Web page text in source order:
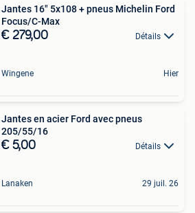
Jantes 16" 5x108 + pneus Michelin Ford
Focus/C-Max
€ 279,00 Détails
Wingene Hier
Jantes en acier Ford avec pneus
205/55/16
€ 5,00 Détails
Lanaken 29 juil. 26